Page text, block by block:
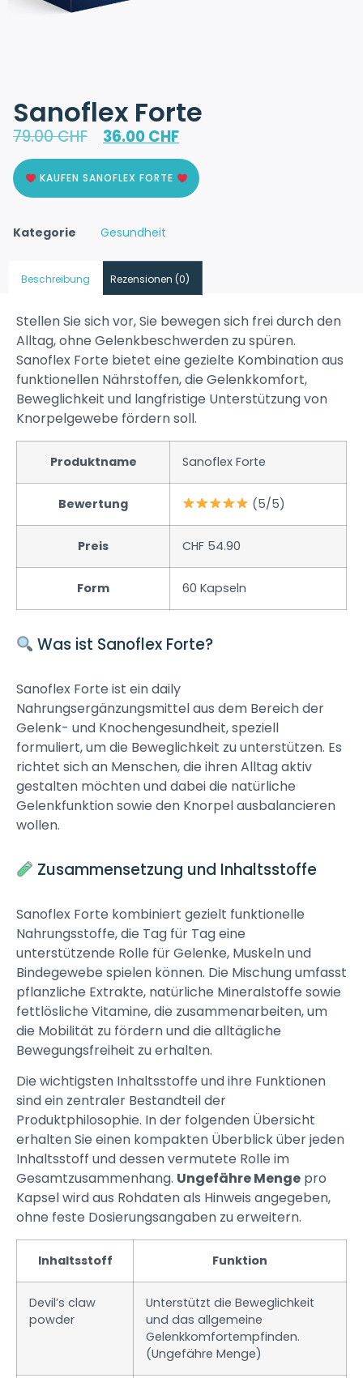
Sanoflex Forte
79.00CHF 36.00CHF
KAUFEN SANOFLEX FORTE
Kategorie Gesundheit
Beschreibung Rezensionen (0)
Stellen Sie sich vor, Sie bewegen sich frei durch den
Alltag, ohne Gelenkbeschwerden zu spüren.
Sanoflex Forte bietet eine gezielte Kombination aus
funktionellen Nährstoffen, die Gelenkkomfort,
Beweglichkeit und langfristige Unterstützung von
Knorpelgewebe fördern soll.
Produktname Sanoflex Forte
Bewertung (5/5)
Preis CHF 54.90
Form 60 Kapseln
Was ist Sanoflex Forte?
Sanoflex Forte ist ein daily
Nahrungsergänzungsmittel aus dem Bereich der
Gelenk- und Knochengesundheit, speziell
formuliert, um die Beweglichkeit zu unterstützen. Es
richtet sich an Menschen, die ihren Alltag aktiv
gestalten möchten und dabei die natürliche
Gelenkfunktion sowie den Knorpel ausbalancieren
wollen.
Zusammensetzung und Inhaltsstoffe
Sanoflex Forte kombiniert gezielt funktionelle
Nahrungsstoffe, die Tag für Tag eine
unterstützende Rolle für Gelenke, Muskeln und
Bindegewebe spielen können. Die Mischung umfasst
pflanzliche Extrakte, natürliche Mineralstoffe sowie
fettlösliche Vitamine, die zusammenarbeiten, um
die Mobilität zu fördern und die alltägliche
Bewegungsfreiheit zu erhalten.
Die wichtigsten Inhaltsstoffe und ihre Funktionen
sind ein zentraler Bestandteil der
Produktphilosophie. In der folgenden Übersicht
erhalten Sie einen kompakten Überblick über jeden
Inhaltsstoff und dessen vermutete Rolle im
Gesamtzusammenhang. Ungefähre Menge pro
Kapsel wird aus Rohdaten als Hinweis angegeben,
ohne feste Dosierungsangaben zu erweitern.
Inhaltsstoff Funktion
Devil’s claw
powder
Unterstützt die Beweglichkeit
und das allgemeine
Gelenkkomfortempfinden.
(Ungefähre Menge)